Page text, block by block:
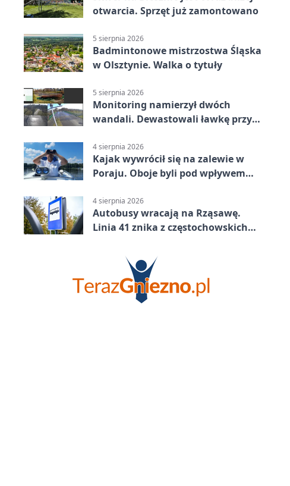
otwarcia. Sprzęt już zamontowano
5 sierpnia 2026
Badmintonowe mistrzostwa Śląska
w Olsztynie. Walka o tytuły
5 sierpnia 2026
Monitoring namierzył dwóch
wandali. Dewastowali ławkę przy
4 sierpnia 2026
Kajak wywrócił się na zalewie w
Poraju. Oboje byli pod wpływem
4 sierpnia 2026
Autobusy wracają na Rząsawę.
Linia 41 znika z częstochowskich